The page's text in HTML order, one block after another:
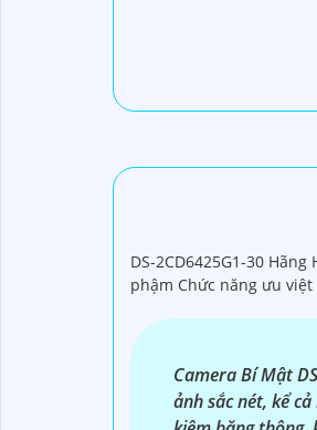
DS-2CD6425G1-30
phậm Chức năng ưu
Camera Bí Mật
ảnh sắc nét, kể